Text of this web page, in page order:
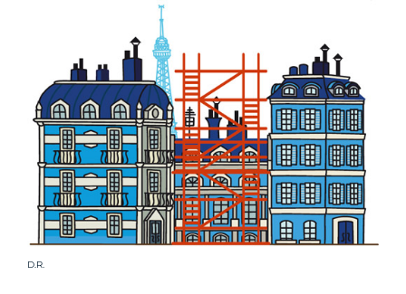
Crédit photo :
D.R.